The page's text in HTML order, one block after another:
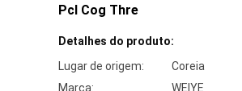
Pcl Cog Thre
Detalhes do produto:
Lugar de origem:
Coreia
Marca:
WEIYE